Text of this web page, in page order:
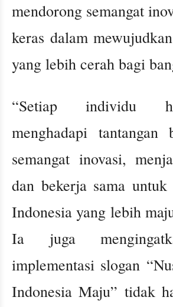
mendorong semangat
keras dalam
yang lebih cerah bagi
“Setiap individu
menghadapi tantangan
semangat inovasi,
dan bekerja sama untuk
Indonesia yang lebih
Ia juga
implementasi slogan
Indonesia Maju” tidak